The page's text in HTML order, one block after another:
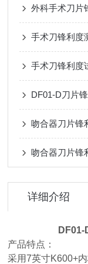
外科手术刀片
手术刀锋利度
手术刀锋利度
DF01-D刀片
吻合器刀片锋
吻合器刀片锋
详细介绍
DF01-
产品特点：
采用7英寸K600+